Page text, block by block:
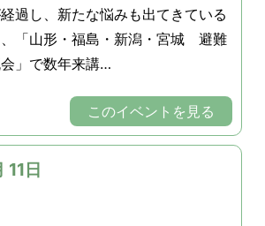
過し、新たな悩みも出てきている
「山形・福島・新潟・宮城 避難
」で数年来講…
このイベントを見る
11日